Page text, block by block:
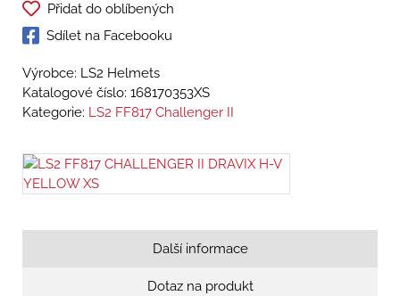
Přidat do oblíbených
Sdílet na Facebooku
Výrobce: LS2 Helmets
Katalogové číslo: 168170353XS
Kategorie: LS2 FF817 Challenger II
Další informace
Dotaz na produkt